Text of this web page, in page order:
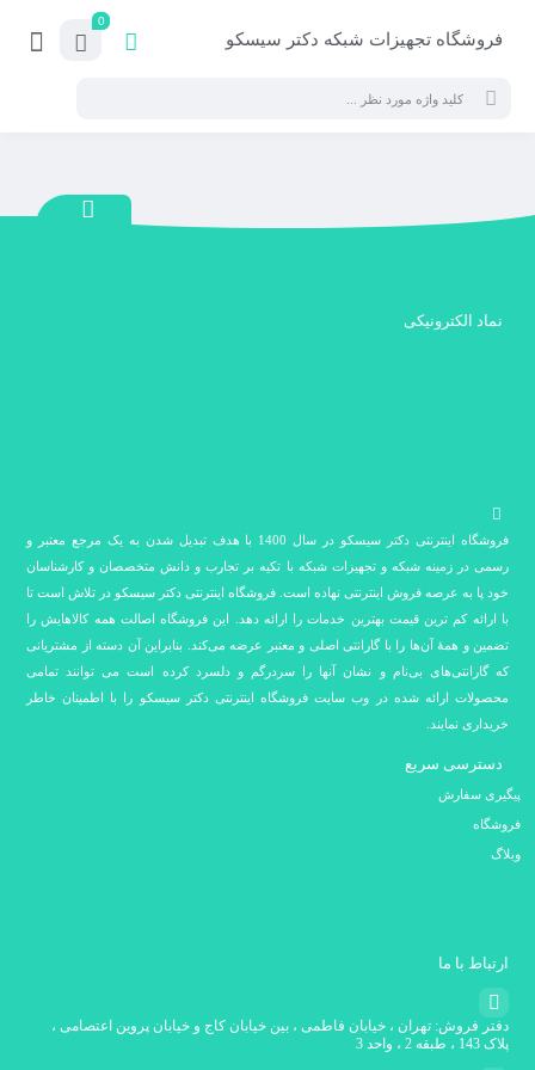
فروشگاه تجهیزات شبکه دکتر سیسکو
0
نماد الکترونیکی
فروشگاه اینترنتی دکتر سیسکو در سال 1400 با هدف تبدیل شدن به یک مرجع معتبر و
رسمی در زمینه شبکه و تجهیزات شبکه با تکیه بر تجارب و دانش متخصصان و کارشناسان
خود پا به عرصه فروش اینترنتی نهاده است. فروشگاه اینترنتی دکتر سیسکو در تلاش است تا
با ارائه کم ترین قیمت بهترین خدمات را ارائه دهد. این فروشگاه اصالت همه کالاهایش را
تضمین و همۀ آن‌ها را با گارانتی اصلی و معتبر عرضه می‌کند. بنابراین آن دسته از مشتریانی
که گارانتی‌های بی‌نام و نشان آنها را سردرگم و دلسرد کرده است می توانند تمامی
محصولات ارائه شده در وب سایت فروشگاه اینترنتی دکتر سیسکو را با اطمینان خاطر
خریداری نمایند.
دسترسی سریع
پیگیری سفارش
فروشگاه
وبلاگ
ارتباط با ما
دفتر فروش: تهران ، خیابان فاطمی ، بین خیابان کاج و خیابان پروین اعتصامی ،
پلاک 143 ، طبقه 2 ، واحد 3